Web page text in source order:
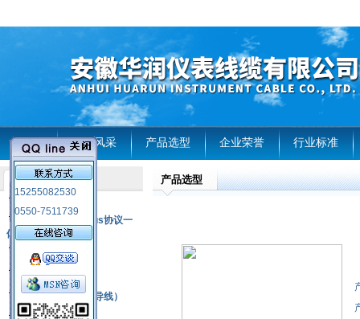
首页 企业风采 产品选型 企业荣誉 行业标准
15255082530
0550-7511739
产品列表
RS485通讯modbus协议一
体化现场智能仪表
热电偶
压力式温度计
热电偶补偿电缆（导线）
产品选型